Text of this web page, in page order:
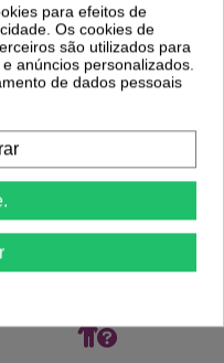
para efeitos de
Os cookies de
são utilizados para
anúncios personalizados.
de dados pessoais